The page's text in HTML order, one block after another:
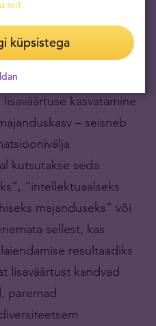
hõlmaks endas mitte
ka sibulakasvatamise
kasvatamine
– seisneb
kutsutakse seda
“intellektuaalseks
majanduseks” või
sellest, kas
resultaadiks
lisaväärtust kandvad
paremad
siit.
küpsistega